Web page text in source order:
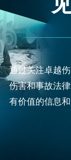
通过关注卓越
伤害和事故法
有价值的信息